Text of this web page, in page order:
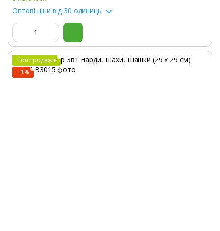
Оптові ціни від 30 одиниць
Топ продажів
−1%